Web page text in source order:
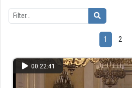
Organizations
Appearance:light
1 2
00:22:41